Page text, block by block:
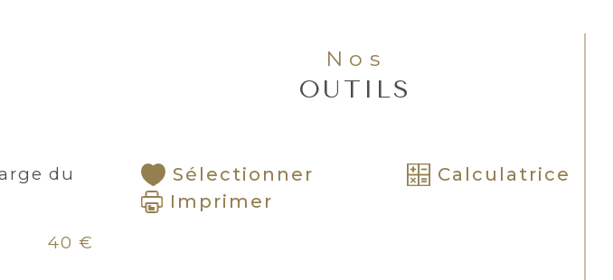
du
40 €
Nos
OUTILS
Sélectionner
Calculatrice
Imprimer